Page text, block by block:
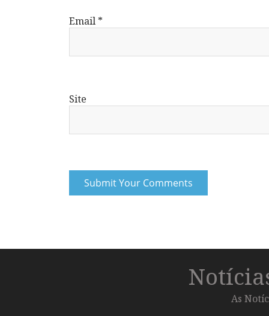
Email *
Site
As